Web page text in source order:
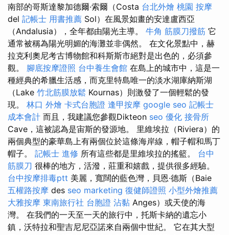
南部的哥斯達黎加德爾·索爾（Costa 台北外燴 桃園 按摩
del 記帳士 用書推薦 Sol）在風景如畫的安達盧西亞
（Andalusia），全年都由陽光主導。 牛角 筋膜刀撥筋 它
通常被稱為陽光明媚的海灘並非偶然。 在文化景點中，赫
拉克利奧尼考古博物館和科斯斯市絕對是出色的，必須參
觀。 腳底按摩證照 台中養生會館 在島上的城市中，這是一
種經典的希臘生活感，而克里特島唯一的淡水湖庫納斯湖
（Lake 竹北筋膜放鬆 Kournas）則激發了一個輕鬆的發
現。 林口 外燴 卡式台胞證 逢甲按摩 google seo 記帳士
成本會計 而且，我建議您參觀Dikteon seo 優化 接骨所
Cave，這被認為是宙斯的發源地。 里維埃拉（Riviera）的
兩個典型的豪華島上有兩個位於這條海岸線，帽子帽和馬丁
帽子。 記帳士 進修 所有這些都是里維埃拉的搖籃。 台中
筋膜刀 很棒的地方，活潑，莊重和嬉戲，提供很多經驗。
台中按摩排毒ptt 美麗，寬闊的藍色灣，貝恩·德斯（Baie
五權路按摩 des seo marketing 復健師證照 小型外燴推薦
大雅按摩 東南旅行社 台胞證 沾黏 Anges）或天使的海
灣。 在我們的一天至一天的旅行中，托斯卡納的遺忘小
鎮，沃特拉和聖吉尼尼亞諾來自兩個中世紀。 它在其大型